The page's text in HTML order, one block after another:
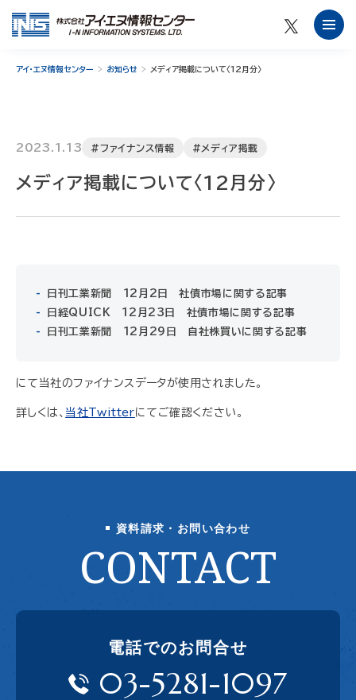
アイ・エヌ情報センター お知らせ メディア掲載について〈12月分〉
2023.1.13 #ファイナンス情報 #メディア掲載
メディア掲載について〈12月分〉
日刊工業新聞 12月2日 社債市場に関する記事
日経QUICK 12月23日 社債市場に関する記事
日刊工業新聞 12月29日 自社株買いに関する記事
にて当社のファイナンスデータが使用されました。
詳しくは、 当社Twitterにてご確認ください。
資料請求・お問い合わせ
CONTACT
電話でのお問合せ
03-5281-1097